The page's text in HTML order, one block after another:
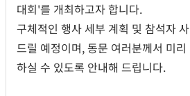
대회'를 개최하고자 합니다.
구체적인 행사 세부 계획 및 참석자
드릴 예정이며, 동문 여러분께서 미
하실 수 있도록 안내해 드립니다.